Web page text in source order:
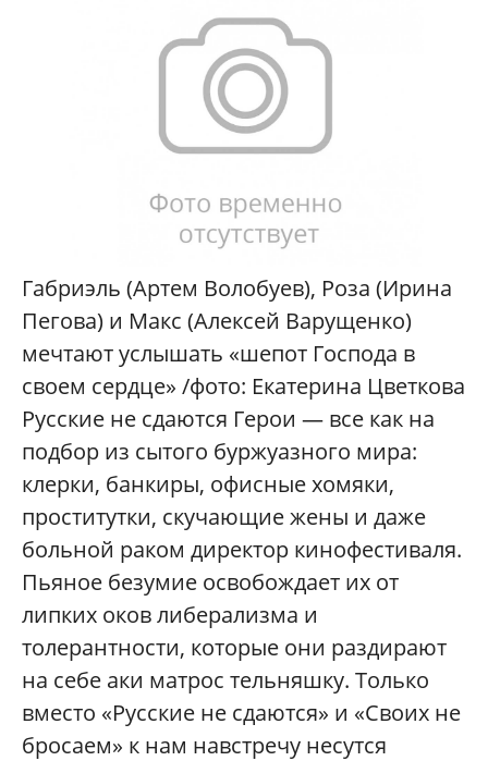
Габриэль (Артем Волобуев), Роза (Ирина
Пегова) и Макс (Алексей Варущенко)
мечтают услышать «шепот Господа в
своем сердце» /фото: Екатерина Цветкова
Русские не сдаются Герои — все как на
подбор из сытого буржуазного мира:
клерки, банкиры, офисные хомяки,
проститутки, скучающие жены и даже
больной раком директор кинофестиваля.
Пьяное безумие освобождает их от
липких оков либерализма и
толерантности, которые они раздирают
на себе аки матрос тельняшку. Только
вместо «Русские не сдаются» и «Своих не
бросаем» к нам навстречу несутся